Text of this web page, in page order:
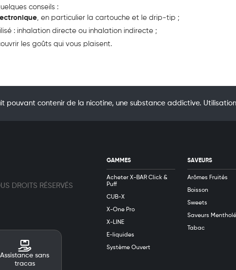
conseils :
, en particulier la cartouche et le drip-tip ;
: inhalation directe ou inhalation indirecte ;
les goûts qui vous plaisent.
pouvant contenir de la nicotine, une substance addictive.
DROITS RÉSERVÉS
Assistance sans
tracas
GAMMES
Acheter X-BAR Click &
Puff
CUB-X
X-One Pro
X-LINE
E-liquides
Système Ouvert
SAVEURS
Arômes Fruités
Boisson
Sweets
Saveurs
Tabac